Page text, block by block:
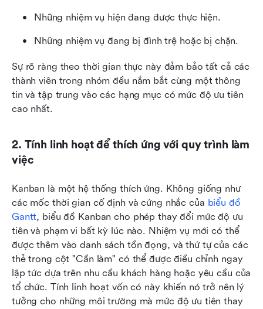
Những nhiệm vụ hiện đang được thực hiện.
Những nhiệm vụ đang bị đình trệ hoặc bị chặn.
Sự rõ ràng theo thời gian thực này đảm bảo tất cả các
thành viên trong nhóm đều nắm bắt cùng một thông
tin và tập trung vào các hạng mục có mức độ ưu tiên
cao nhất.
2. Tính linh hoạt để thích ứng với quy trình làm
việc
Kanban là một hệ thống thích ứng. Không giống như
các mốc thời gian cố định và cứng nhắc của biểu đồ
Gantt, biểu đồ Kanban cho phép thay đổi mức độ ưu
tiên và phạm vi bất kỳ lúc nào. Nhiệm vụ mới có thể
được thêm vào danh sách tồn đọng, và thứ tự của các
thẻ trong cột "Cần làm" có thể được điều chỉnh ngay
lập tức dựa trên nhu cầu khách hàng hoặc yêu cầu của
tổ chức. Tính linh hoạt vốn có này khiến nó trở nên lý
tưởng cho những môi trường mà mức độ ưu tiên thay